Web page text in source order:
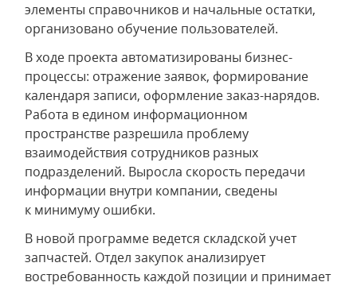
элементы справочников и начальные остатки,
организовано обучение пользователей.
В ходе проекта автоматизированы бизнес-
процессы: отражение заявок, формирование
календаря записи, оформление заказ-нарядов.
Работа в едином информационном
пространстве разрешила проблему
взаимодействия сотрудников разных
подразделений. Выросла скорость передачи
информации внутри компании, сведены
к минимуму ошибки.
В новой программе ведется складской учет
запчастей. Отдел закупок анализирует
востребованность каждой позиции и принимает